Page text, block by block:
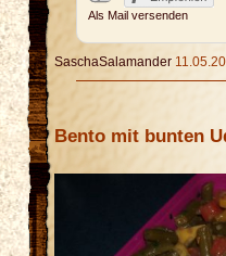
Als Mail versenden
SaschaSalamander
Bento mit bunten